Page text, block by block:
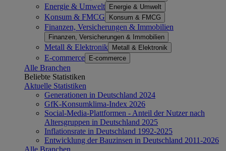
Energie & Umwelt Energie & Umwelt
Konsum & FMCG Konsum & FMCG
Finanzen, Versicherungen & Immobilien
Finanzen, Versicherungen & Immobilien
Metall & Elektronik Metall & Elektronik
E-commerce E-commerce
Alle Branchen
Beliebte Statistiken
Aktuelle Statistiken
Generationen in Deutschland 2024
GfK-Konsumklima-Index 2026
Social-Media-Plattformen - Anteil der Nutzer nach
Altersgruppen in Deutschland 2025
Inflationsrate in Deutschland 1992-2025
Entwicklung der Bauzinsen in Deutschland 2011-2026
Alle Branchen